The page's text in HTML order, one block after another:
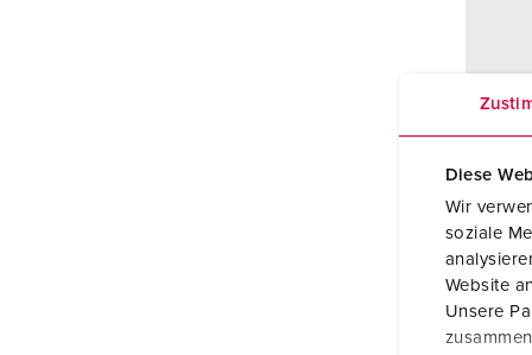
Diese
Wir
soziale
Website
Unsere
Volt